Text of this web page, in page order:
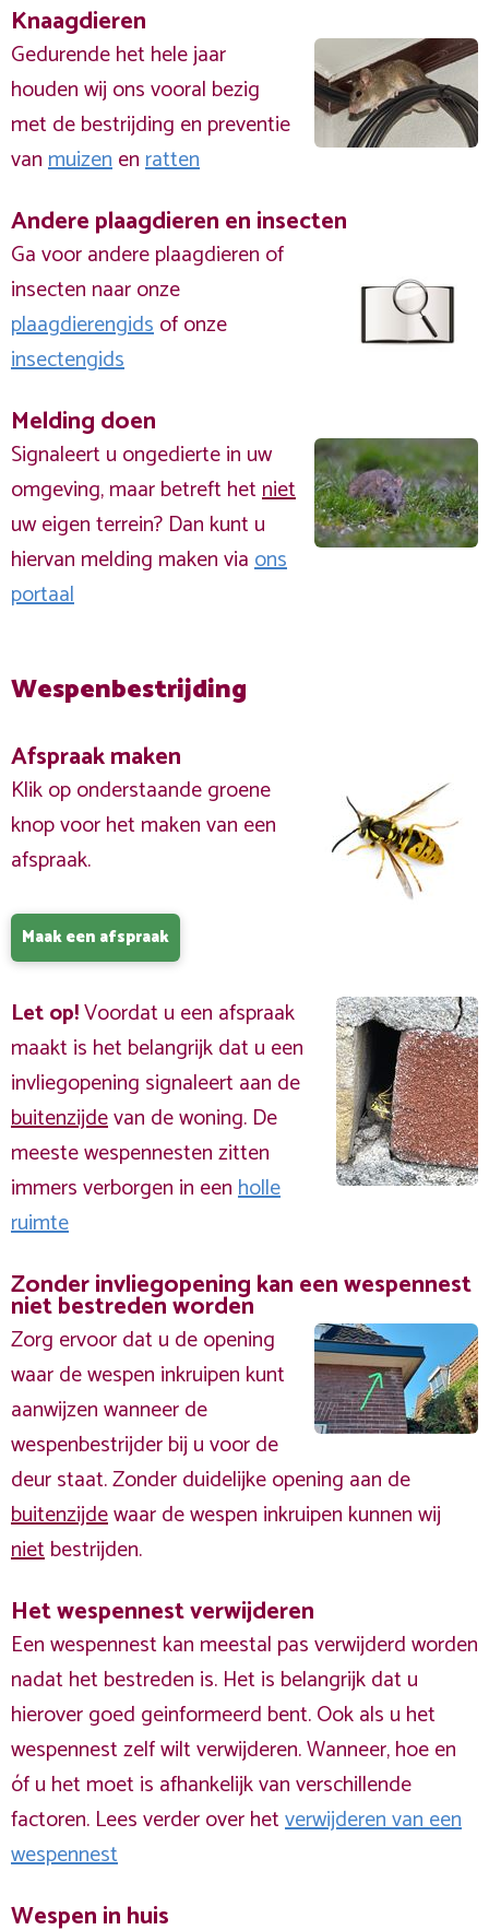
Knaagdieren
Gedurende het hele jaar
houden wij ons vooral bezig
met de bestrijding en preventie
vanmuizenenratten
Andere plaagdieren en insecten
Ga voor andere plaagdieren of
insecten naar onze
plaagdierengidsof onze
insectengids
Melding doen
Signaleert u ongedierte in uw
omgeving, maar betreft hetniet
uw eigen terrein? Dan kunt u
hiervan melding maken viaons
portaal
Wespenbestrijding
Afspraak maken
Klik op onderstaande groene
knop voor het maken van een
afspraak.
Maak een afspraak
Let op!Voordat u een afspraak
maakt is het belangrijk dat u een
invliegopening signaleert aan de
buitenzijdevan de woning. De
meeste wespennesten zitten
immers verborgen in eenholle
ruimte
Zonder invliegopening kan een wespennest
niet bestreden worden
Zorg ervoor dat u de opening
waar de wespen inkruipen kunt
aanwijzen wanneer de
wespenbestrijder bij u voor de
deur staat. Zonder duidelijke opening aan de
buitenzijdewaar de wespen inkruipen kunnen wij
nietbestrijden.
Het wespennest verwijderen
Een wespennest kan meestal pas verwijderd worden
nadat het bestreden is. Het is belangrijk dat u
hierover goed geinformeerd bent. Ook als u het
wespennest zelf wilt verwijderen. Wanneer, hoe en
óf u het moet is afhankelijk van verschillende
factoren. Lees verder over hetverwijderen van een
wespennest
Wespen in huis